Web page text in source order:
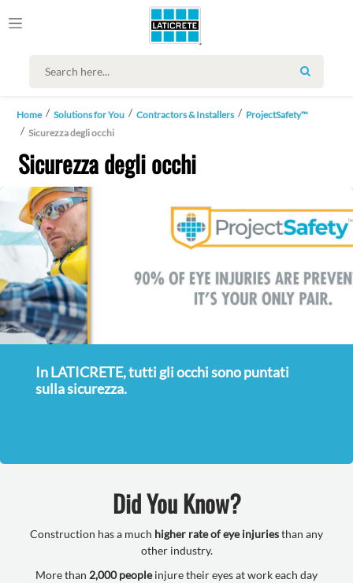
SEARCH
Home Solutions for You Contractors & Installers
ProjectSafety™
Sicurezza degli occhi
Sicurezza degli occhi
In LATICRETE, tutti gli occhi sono puntati
sulla sicurezza.
Did You Know?
Construction has a much higher rate of eye injuriesthan any
other industry.
More than 2,000 peopleinjure their eyes at work each day